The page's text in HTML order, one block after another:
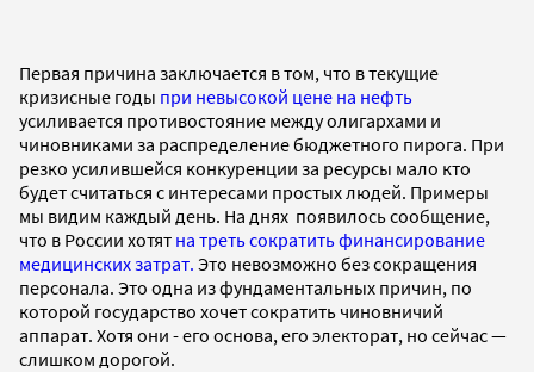
Первая причина заключается в том, что в текущие
кризисные годы при невысокой цене на нефть
усиливается противостояние между олигархами и
чиновниками за распределение бюджетного пирога. При
резко усилившейся конкуренции за ресурсы мало кто
будет считаться с интересами простых людей. Примеры
мы видим каждый день. На днях появилось сообщение,
что в России хотят на треть сократить финансирование
медицинских затрат. Это невозможно без сокращения
персонала. Это одна из фундаментальных причин, по
которой государство хочет сократить чиновничий
аппарат. Хотя они - его основа, его электорат, но сейчас —
слишком дорогой.